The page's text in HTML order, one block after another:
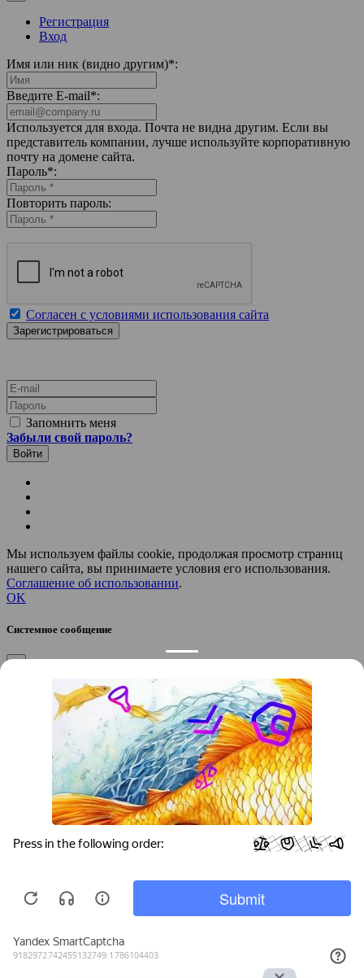
Регистрация
Вход
Имя или ник (видно другим)*:
Введите E-mail*:
Используется для входа. Почта не видна другим. Если вы
представитель компании, лучше используйте корпоративную
почту на домене сайта.
Пароль*:
Повторить пароль:
Согласен с условиями использования сайта
E-mail
Пароль
Запомнить меня
Забыли свой пароль?
Мы используем файлы cookie, продолжая просмотр страниц
нашего сайта, вы принимаете условия его использования.
Соглашение об использовании.
OK
Системное сообщение
×
Подтверждение компании
Если вы директор, руководитель или официальный
представитель компании “”, вы можете привязать компанию к
своему аккаунту, чтобы получать уведомления и
редактировать контакты.
Вы желаете привязать эту компанию к своему аккаунту?
Укажите город, который требуется найти:
Начните вводить название города, а мы подскажем